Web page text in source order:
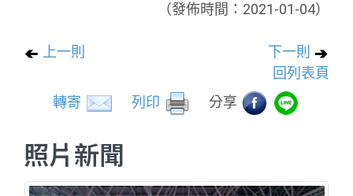
（發佈時間：2021-01-04）
上一則
下一則
回列表頁
轉寄
列印 分享
照片新聞